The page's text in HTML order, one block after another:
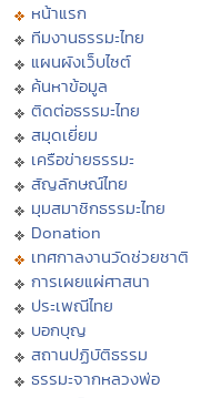
หน้าแรก
ทีมงานธรรมะไทย
แผนผังเว็บไซต์
ค้นหาข้อมูล
ติดต่อธรรมะไทย
สมุดเยี่ยม
เครือข่ายธรรมะ
สัญลักษณ์ไทย
มุมสมาชิกธรรมะไทย
Donation
เทศกาลงานวัดช่วยชาติ
การเผยแผ่ศาสนา
ประเพณีไทย
บอกบุญ
สถานปฏิบัติธรรม
ธรรมะจากหลวงพ่อ